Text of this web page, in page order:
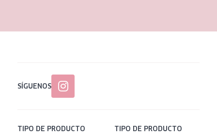
Todas las edades
SÍGUENOS
TIPO DE PRODUCTO TIPO DE PRODUCTO